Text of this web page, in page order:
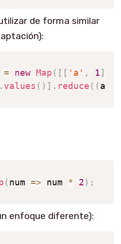
de forma similar
= new Map ( [ [ 'a' , 1]
. values ( ) ] . reduce ( (acc
(num => num * 2) ;
enfoque diferente):